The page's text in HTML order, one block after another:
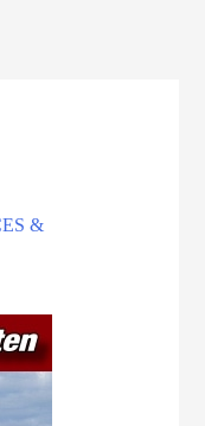
&